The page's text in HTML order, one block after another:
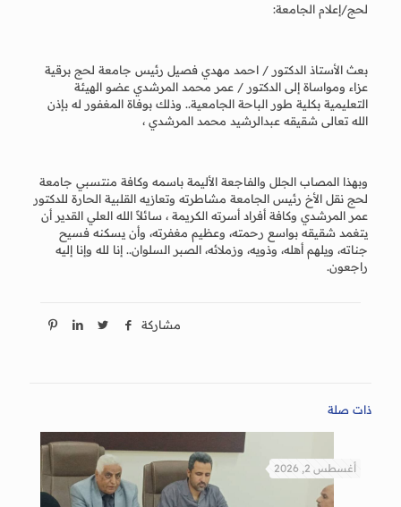
لحج/إعلام الجامعة:
بعث الأستاذ الدكتور / احمد مهدي فصيل رئيس جامعة لحج برقية
عزاء ومواساة إلى الدكتور / عمر محمد المرشدي عضو الهيئة
التعليمية بكلية طور الباحة الجامعية.. وذلك بوفاة المغفور له بإذن
الله تعالى شقيقه عبدالرشيد محمد المرشدي ،
وبهذا المصاب الجلل والفاجعة الأليمة باسمه وكافة منتسبي جامعة
لحج نقل الأخ رئيس الجامعة مشاطرته وتعازيه القلبية الحارة للدكتور
عمر المرشدي وكافة أفراد أسرته الكريمة ، سائلاً الله العلي القدير أن
يتغمد شقيقه بواسع رحمته، وعظيم مغفرته، وأن يسكنه فسيح
جناته، ويلهم أهله، وذويه، وزملائه، الصبر السلوان.. إنا لله وإنا إليه
راجعون.
مشاركة
ذات صلة
أغسطس 2, 2026